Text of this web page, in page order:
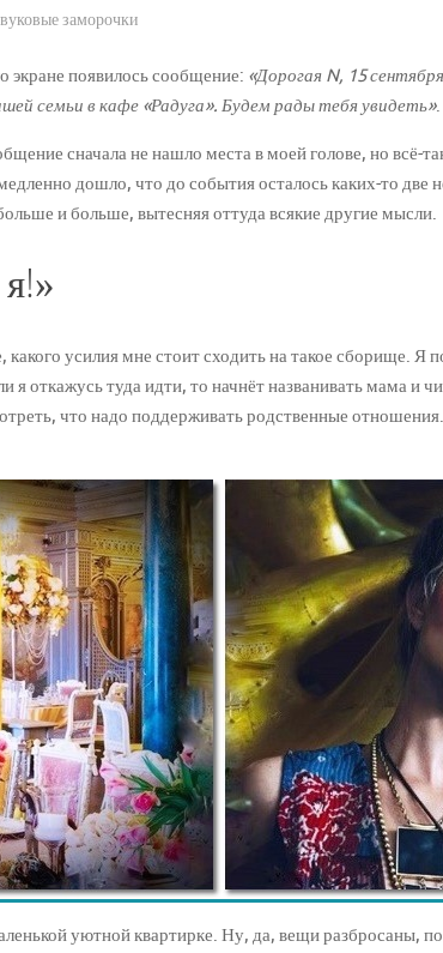
заморочки
появилось сообщение: «Дорогая N, 15
семьи в кафе «Радуга». Будем рады тебя увидеть».
сначала не нашло места в моей голове, но всё-
дошло, что до события осталось каких-то две
и больше, вытесняя оттуда всякие другие мысли.
усилия мне стоит сходить на такое сборище. Я
я откажусь туда идти, то начнёт названивать мама и
что надо поддерживать родственные
уютной квартирке. Ну, да, вещи разбросаны,